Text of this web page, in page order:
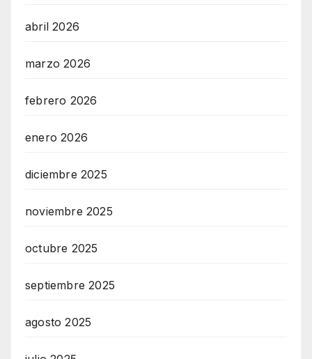
abril 2026
marzo 2026
febrero 2026
enero 2026
diciembre 2025
noviembre 2025
octubre 2025
septiembre 2025
agosto 2025